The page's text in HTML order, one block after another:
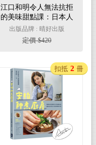
江口和明令人無法抗拒
的美味甜點課：日本人
氣甜點主廚傳授的獨家
秘訣，新手也能做出經
典甜點
出版品牌 : 晴好出版
定價 $420
扣抵 2 冊